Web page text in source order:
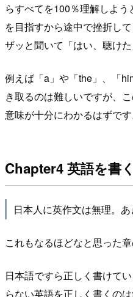
らすべてを100％理解しよ
を目指すから途中で挫折し
ザッと聞いて「はい、聴けた
例えば「a」や「the」、「
き取るのは難しいですが、
意味が十分にわかるはずです
Chapter4 英語を書く
日本人に英作文は無理。
これもなるほどなと思った章
日本語ですら正しく書けて
らない英語を正しく書くの